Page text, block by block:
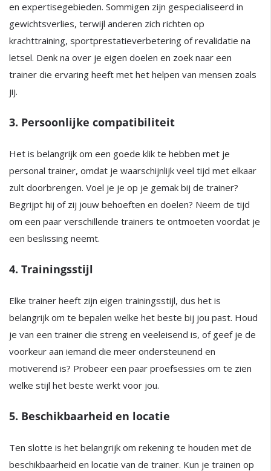
en expertisegebieden. Sommigen zijn gespecialiseerd in
gewichtsverlies, terwijl anderen zich richten op
krachttraining, sportprestatieverbetering of revalidatie na
letsel. Denk na over je eigen doelen en zoek naar een
trainer die ervaring heeft met het helpen van mensen zoals
jij.
3. Persoonlijke compatibiliteit
Het is belangrijk om een goede klik te hebben met je
personal trainer, omdat je waarschijnlijk veel tijd met elkaar
zult doorbrengen. Voel je je op je gemak bij de trainer?
Begrijpt hij of zij jouw behoeften en doelen? Neem de tijd
om een paar verschillende trainers te ontmoeten voordat je
een beslissing neemt.
4. Trainingsstijl
Elke trainer heeft zijn eigen trainingsstijl, dus het is
belangrijk om te bepalen welke het beste bij jou past. Houd
je van een trainer die streng en veeleisend is, of geef je de
voorkeur aan iemand die meer ondersteunend en
motiverend is? Probeer een paar proefsessies om te zien
welke stijl het beste werkt voor jou.
5. Beschikbaarheid en locatie
Ten slotte is het belangrijk om rekening te houden met de
beschikbaarheid en locatie van de trainer. Kun je trainen op